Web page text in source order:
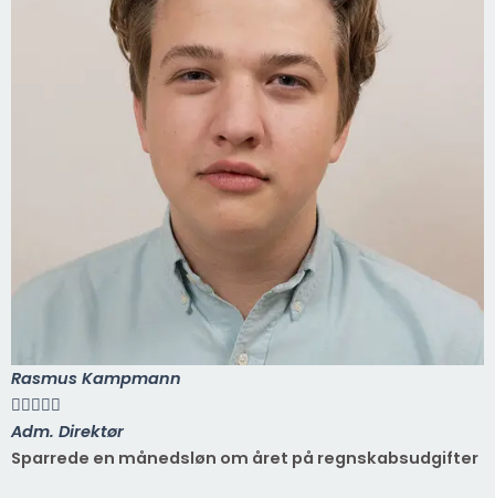
Rasmus Kampmann

Adm. Direktør
Sparrede en månedsløn om året på regnskabsudgifter